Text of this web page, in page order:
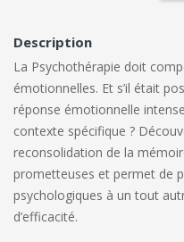
Description
La Psychothérapie doit
émotionnelles. Et s’il était
réponse émotionnelle
contexte spécifique ?
reconsolidation de la
prometteuses et permet de
psychologiques à un tout
d’efficacité.